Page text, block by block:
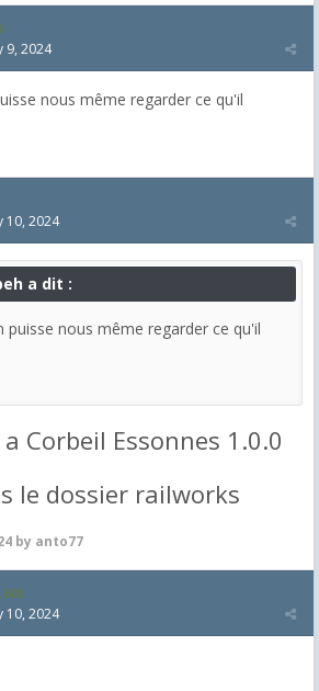
9, 2024
nous même regarder ce qu'il
10, 2024
a dit :
puisse nous même regarder ce qu'il
Corbeil Essonnes 1.0.0
le dossier railworks
by anto77
10, 2024